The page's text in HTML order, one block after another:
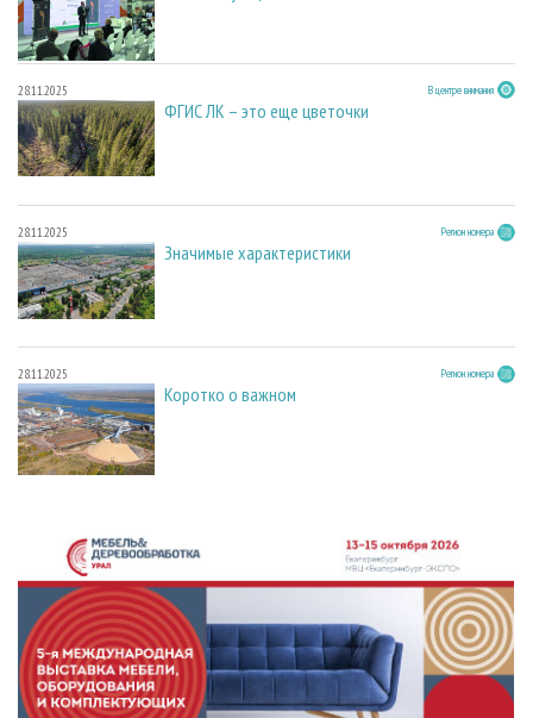
28.11.2025 В центре внимания
ФГИС ЛК – это еще цветочки
28.11.2025 Регион номера
Значимые характеристики
28.11.2025 Регион номера
Коротко о важном